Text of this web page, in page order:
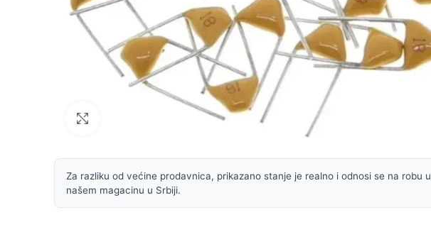
Za razliku od većine prodavnica, prikazano stanje je realno i odnosi se na robu u
našem magacinu u Srbiji.